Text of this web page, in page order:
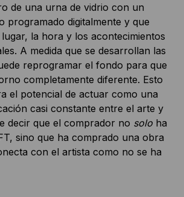
de una urna de vidrio con un
programado digitalmente y que
la hora y los acontecimientos
A medida que se desarrollan las
reprogramar el fondo para que
completamente diferente. Esto
el potencial de actuar como una
casi constante entre el arte y
decir que el comprador no soloha
sino que ha comprado una obra
con el artista como no se ha